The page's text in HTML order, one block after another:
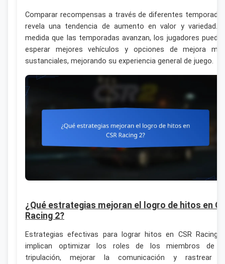
Comparar recompensas a través de diferentes
revela una tendencia de aumento en valor y variedad.
medida que las temporadas avanzan, los jugadores
esperar mejores vehículos y opciones de mejora
sustanciales, mejorando su experiencia general de juego.
¿Qué estrategias mejoran el logro de hitos en
Racing 2?
Estrategias efectivas para lograr hitos en CSR Racing
implican optimizar los roles de los miembros de
tripulación, mejorar la comunicación y rastrear